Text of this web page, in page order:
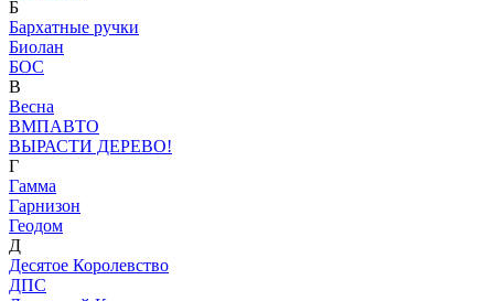
Б
Бархатные ручки
Биолан
БОС
В
Весна
ВМПАВТО
ВЫРАСТИ ДЕРЕВО!
Г
Гамма
Гарнизон
Геодом
Д
Десятое Королевство
ДПС